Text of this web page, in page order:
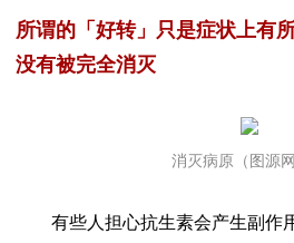
所谓的「好转」只是症状上有
没有被完全消灭
消灭病原（图源网
有些人担心抗生素会产生副作